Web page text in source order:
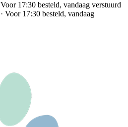
Voor 17:30 besteld, vandaag verstuurd
· Voor 17:30 besteld, vandaag